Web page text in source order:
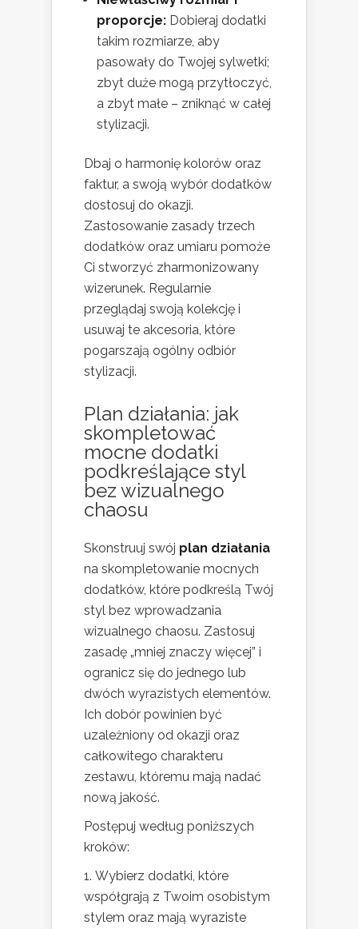
proporcje: Dobieraj dodatki
takim rozmiarze, aby
pasowały do Twojej sylwetki;
zbyt duże mogą przytłoczyć,
a zbyt małe – zniknąć w całej
stylizacji.
Dbaj o harmonię kolorów oraz
faktur, a swoją wybór dodatków
dostosuj do okazji.
Zastosowanie zasady trzech
dodatków oraz umiaru pomoże
Ci stworzyć zharmonizowany
wizerunek. Regularnie
przeglądaj swoją kolekcję i
usuwaj te akcesoria, które
pogarszają ogólny odbiór
stylizacji.
Plan działania: jak
skompletować
mocne dodatki
podkreślające styl
bez wizualnego
chaosu
Skonstruuj swój plan działania
na skompletowanie mocnych
dodatków, które podkreślą Twój
styl bez wprowadzania
wizualnego chaosu. Zastosuj
zasadę „mniej znaczy więcej” i
ogranicz się do jednego lub
dwóch wyrazistych elementów.
Ich dobór powinien być
uzależniony od okazji oraz
całkowitego charakteru
zestawu, któremu mają nadać
nową jakość.
Postępuj według poniższych
kroków:
Wybierz dodatki, które
współgrają z Twoim osobistym
stylem oraz mają wyraziste